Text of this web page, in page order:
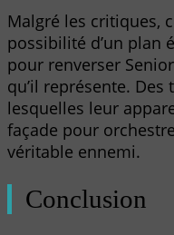
Malgré les critiques,
possibilité d’un plan
pour renverser
qu’il représente.
lesquelles leur
façade pour
véritable ennemi.
Conclusion